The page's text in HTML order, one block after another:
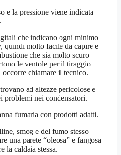
e la pressione viene indicata
che indicano ogni minimo
quindi molto facile da capire e
che sia molto scuro
le ventole per il tiraggio
chiamare il tecnico.
ad altezze pericolose e
problemi nei condensatori.
fumaria con prodotti adatti.
smog e del fumo stesso
una parete “oleosa” e fangosa
la caldaia stessa.